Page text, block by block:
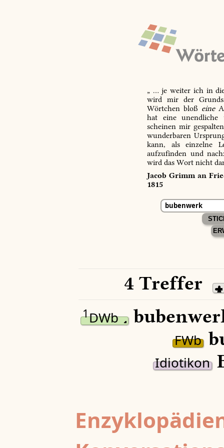
„ … je weiter ich in
wird mir der
Wörtchen bloß eine
hat eine unendliche
scheinen mir
wunderbaren
kann, als einzelne
aufzufinden und
wird das Wort nicht
Jacob Grimm an
1815
4 Treffer
1DWb
FWb
Idiotikon